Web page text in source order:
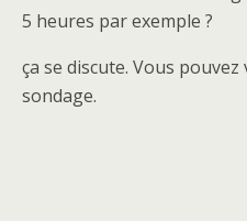
5 heures par exemple ?
ça se discute. Vous
sondage.